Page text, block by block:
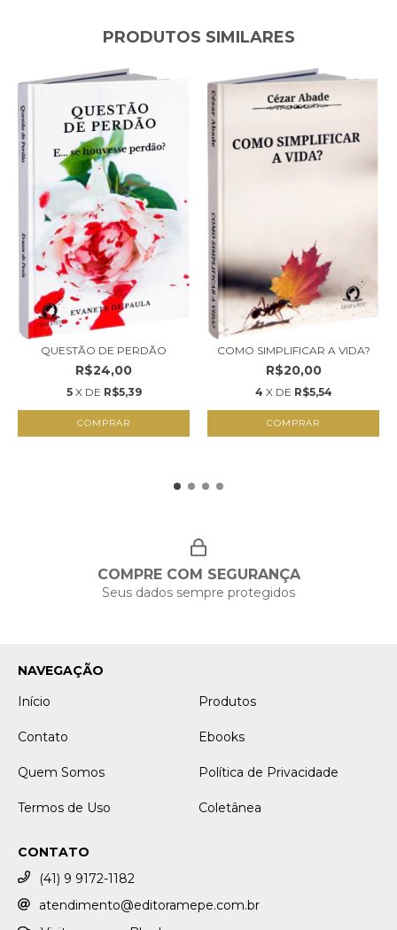
PRODUTOS SIMILARES
QUESTÃO DE PERDÃO
R$24,00
5 X DE R$5,39
COMPRAR
COMO SIMPLIFICAR A VIDA?
R$20,00
4 X DE R$5,54
COMPRE COM SEGURANÇA
Seus dados sempre protegidos
NAVEGAÇÃO
Início
Produtos
Contato Ebooks
Quem Somos Política de Privacidade
Termos de Uso Coletânea
CONTATO
(41) 9 9172-1182
atendimento@editoramepe.com.br